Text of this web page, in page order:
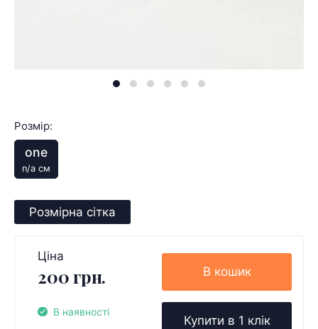
Розмір:
one
n/a см
Розмірна сітка
Ціна
200 грн.
В наявності
В кошик
Купити в 1 клік